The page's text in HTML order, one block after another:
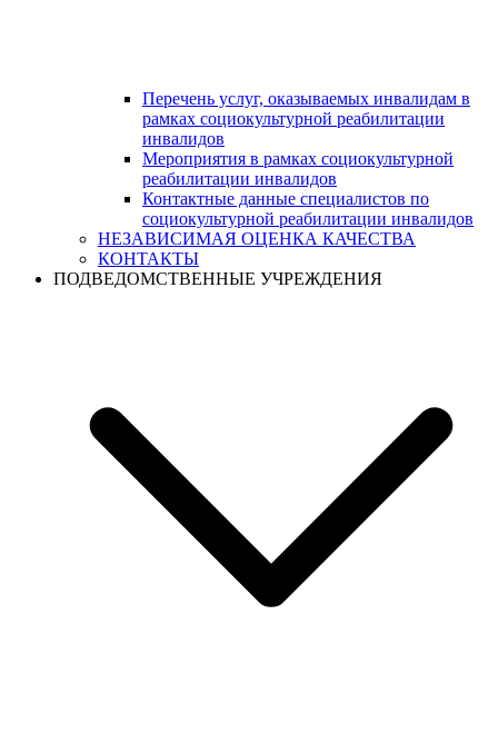
Перечень услуг, оказываемых инвалидам в
рамках социокультурной реабилитации
инвалидов
Мероприятия в рамках социокультурной
реабилитации инвалидов
Контактные данные специалистов по
социокультурной реабилитации инвалидов
НЕЗАВИСИМАЯ ОЦЕНКА КАЧЕСТВА
КОНТАКТЫ
ПОДВЕДОМСТВЕННЫЕ УЧРЕЖДЕНИЯ